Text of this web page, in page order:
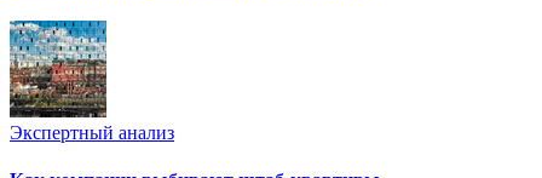
Экспертный анализ